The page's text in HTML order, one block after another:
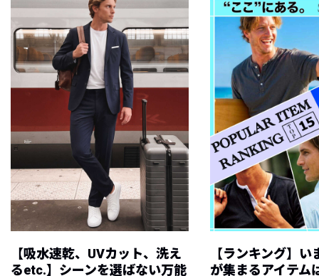
【吸水速乾、UVカット、洗え
るetc.】シーンを選ばない万能
【ランキング】
が集まるアイテム